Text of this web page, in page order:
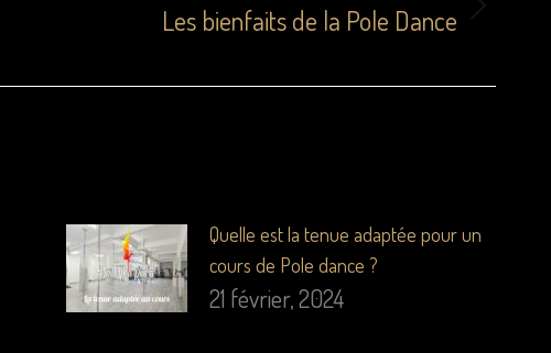
Les bienfaits de la Pole Dance
Quelle est la tenue adaptée pour un
cours de Pole dance ?
21 février, 2024